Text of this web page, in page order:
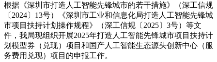
根据《深圳市打造人工智能先锋城市的若干措施》（深工信规
〔2024〕13号）《深圳市工业和信息化局打造人工智能先锋城
市项目扶持计划操作规程》（深工信规〔2025〕3号）等文
件，我局现组织开展2025年打造人工智能先锋城市项目扶持计
划模型券（兑现）项目和国产人工智能生态源头创新中心（服
务费用兑现）项目的申报工作。